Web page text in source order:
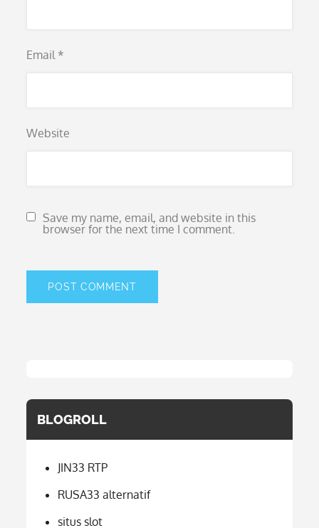
Email *
Website
Save my name, email, and website in this
browser for the next time I comment.
BLOGROLL
JIN33 RTP
RUSA33 alternatif
situs slot